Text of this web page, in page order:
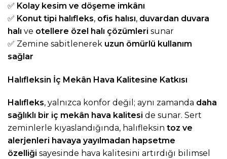
✅ Kolay kesim ve döşeme imkânı
✅ Konut tipi halıfleks, ofis halısı, duvardan duvara
halı ve otellere özel halı çözümleri sunar
✅ Zemine sabitlenerek uzun ömürlü kullanım
sağlar
Halıfleksin İç Mekân Hava Kalitesine Katkısı
Halıfleks, yalnızca konfor değil; aynı zamanda daha
sağlıklı bir iç mekân hava kalitesi de sunar. Sert
zeminlerle kıyaslandığında, halıfleksin toz ve
alerjenleri havaya yayılmadan hapsetme
özelliği sayesinde hava kalitesini artırdığı bilimsel